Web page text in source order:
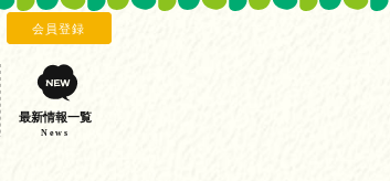
会員登録
最新情報一覧
News